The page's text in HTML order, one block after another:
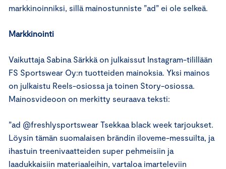
markkinoinniksi, sillä mainostunniste ”ad” ei ole selkeä.
Markkinointi
Vaikuttaja Sabina Särkkä on julkaissut Instagram-tilillään
FS Sportswear Oy:n tuotteiden mainoksia. Yksi mainos
on julkaistu Reels-osiossa ja toinen Story-osiossa.
Mainosvideoon on merkitty seuraava teksti:
”ad @freshlysportswear Tsekkaa black week tarjoukset.
Löysin tämän suomalaisen brändin iloveme-messuilta, ja
ihastuin treenivaatteiden super pehmeisiin ja
laadukkaisiin materiaaleihin, vartaloa imarteleviin